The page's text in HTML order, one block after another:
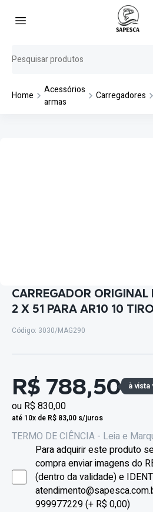
Home
Acessórios
armas
Carregadores
CARREGADOR
2 X 51 PARA AR10 10
Código: 3030/MAG290
R$ 788,50 à vista
ou R$ 830,00
até 10x de R$ 83,00 s/juros
TERMO DE CIÊNCIA - Leia e
Para adquirir este produto
compra enviar imagens do
(dentro da validade) e
999977229 (+ R$ 0,00)